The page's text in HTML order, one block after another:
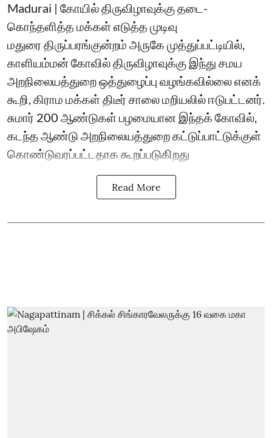
Madurai | கோயில் திருவிழாவுக்கு தடை-
கொந்தளித்த மக்கள் எடுத்த முடிவு
மதுரை திருப்பரங்குன்றம் அருகே முத்துப்பட்டியில்,
காளியம்மன் கோவில் திருவிழாவுக்கு இந்து சமய
அறநிலையத்துறை ஒத்துழைப்பு வழங்கவில்லை எனக்
கூறி, கிராம மக்கள் திடீர் சாலை மறியலில் ஈடுபட்டனர்.
சுமார் 200 ஆண்டுகள் பழமையான இந்தக் கோவில்,
கடந்த ஆண்டு அறநிலையத்துறை கட்டுப்பாட்டுக்குள்
கொண்டுவரப்பட்டதாக கூறப்படுகிறது
Read More